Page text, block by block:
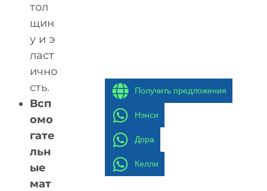
тол
щин
у и э
ласт
ично
сть.
Всп
омо
гате
льн
ые
мат
Получить предложения
Нэнси
Дора
Келли